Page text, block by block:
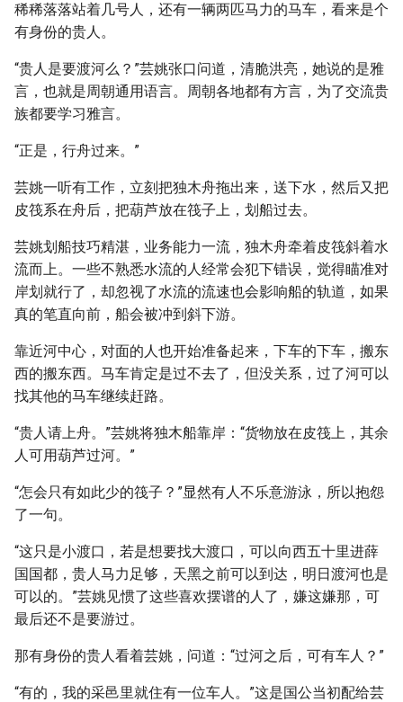
稀稀落落站着几号人，还有一辆两匹马力的马车，看来是个
有身份的贵人。
“贵人是要渡河么？”芸姚张口问道，清脆洪亮，她说的是雅
言，也就是周朝通用语言。周朝各地都有方言，为了交流贵
族都要学习雅言。
“正是，行舟过来。”
芸姚一听有工作，立刻把独木舟拖出来，送下水，然后又把
皮筏系在舟后，把葫芦放在筏子上，划船过去。
芸姚划船技巧精湛，业务能力一流，独木舟牵着皮筏斜着水
流而上。一些不熟悉水流的人经常会犯下错误，觉得瞄准对
岸划就行了，却忽视了水流的流速也会影响船的轨道，如果
真的笔直向前，船会被冲到斜下游。
靠近河中心，对面的人也开始准备起来，下车的下车，搬东
西的搬东西。马车肯定是过不去了，但没关系，过了河可以
找其他的马车继续赶路。
“贵人请上舟。”芸姚将独木船靠岸：“货物放在皮筏上，其余
人可用葫芦过河。”
“怎会只有如此少的筏子？”显然有人不乐意游泳，所以抱怨
了一句。
“这只是小渡口，若是想要找大渡口，可以向西五十里进薛
国国都，贵人马力足够，天黑之前可以到达，明日渡河也是
可以的。”芸姚见惯了这些喜欢摆谱的人了，嫌这嫌那，可
最后还不是要游过。
那有身份的贵人看着芸姚，问道：“过河之后，可有车人？”
“有的，我的采邑里就住有一位车人。”这是国公当初配给芸